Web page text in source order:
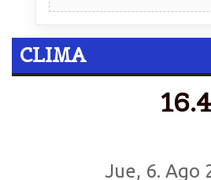
CLIMA